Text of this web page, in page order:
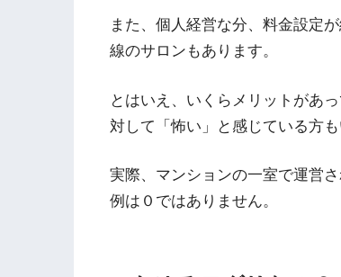
また、個人経営な分、料金設定
線のサロンもあります。
とはいえ、いくらメリットがあ
対して「怖い」と感じている方も
実際、マンションの一室で運営
例は０ではありません。